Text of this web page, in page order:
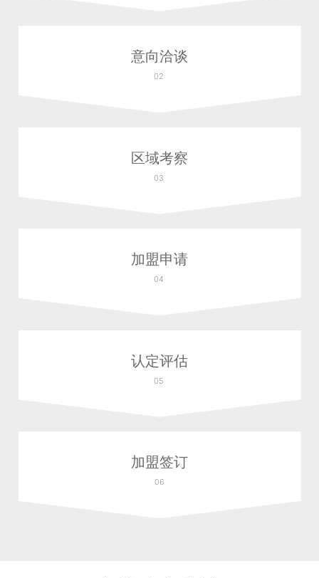
意向洽谈
02
区域考察
03
加盟申请
04
认定评估
05
加盟签订
06